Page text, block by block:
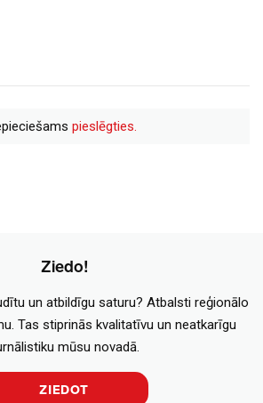
pieslēgties.
Ziedo!
un atbildīgu saturu? Atbalsti reģionālo
Tas stiprinās kvalitatīvu un neatkarīgu
mūsu novadā.
ZIEDOT